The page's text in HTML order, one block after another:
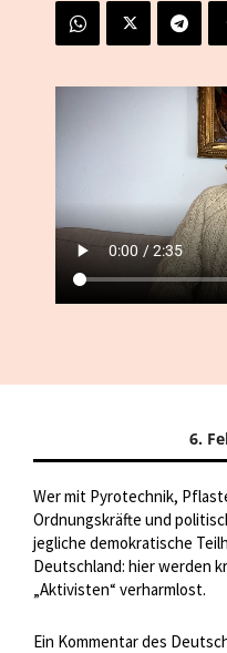
6.
Wer mit Pyrotechnik,
Ordnungskräfte und
jegliche demokratische
Deutschland: hier werden
„Aktivisten“ verharmlost.
Ein Kommentar des